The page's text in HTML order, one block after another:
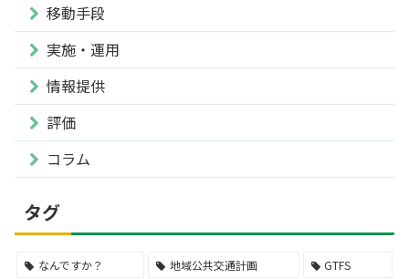
移動手段
実施・運用
情報提供
評価
コラム
タグ
なんですか？ 地域公共交通計画
GTFS